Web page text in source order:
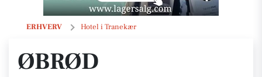
ERHVERV Hotel i Tranekær
Øbrød
ØBRØD